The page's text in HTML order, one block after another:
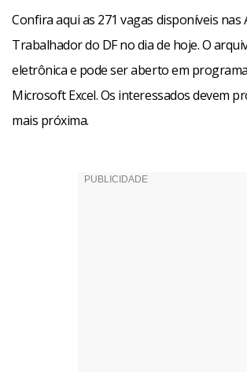
Confira aqui as 271 vagas disponíveis nas
Trabalhador do DF no dia de hoje. O
eletrônica e pode ser aberto em
Microsoft Excel. Os interessados devem
mais próxima.